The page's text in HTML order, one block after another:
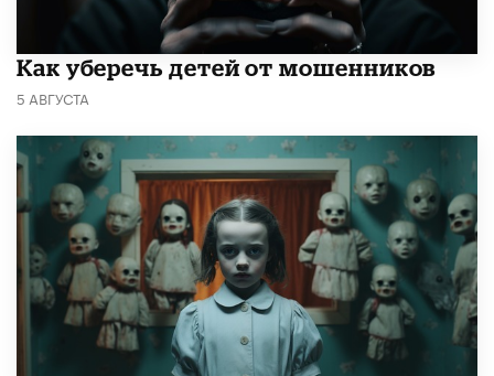
Как уберечь детей от мошенников
5 АВГУСТА